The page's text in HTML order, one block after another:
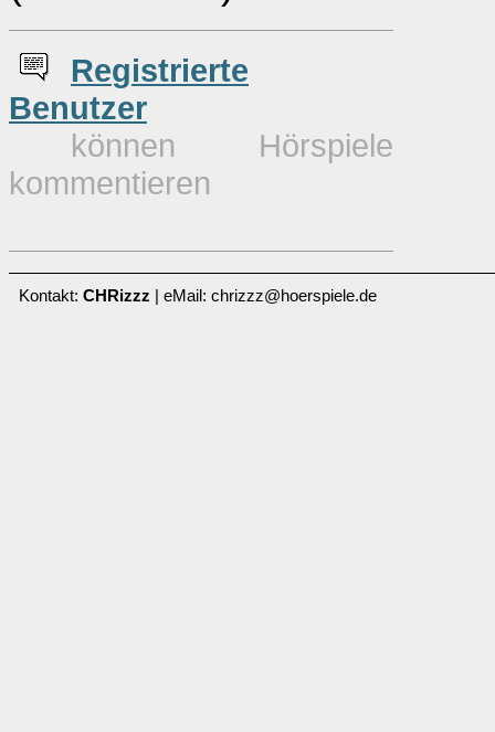
Registrierte
Benutzer
können Hörspiele
kommentieren
Kontakt: CHRizzz | eMail: chrizzz@hoerspiele.de